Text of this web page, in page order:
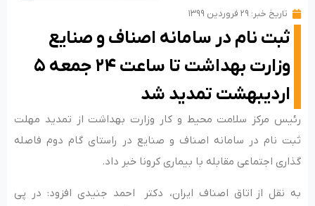
تاریخ خبر: ۲۹ فروردین ۱۳۹۹
ثبت نام در سامانه اصناف و صنایع
وزارت بهداشت تا ساعت ۲۴ جمعه ۵
اردیبهشت تمدید شد
رئیس مرکز سلامت محیط و کار وزارت بهداشت از تمدید مهلت
ثبت نام در سامانه اصناف و صنایع در راستای گام دوم فاصله
گذاری اجتماعی مقابله با بیماری کرونا خبر داد.
به نقل از اتاق اصناف ایران، دکتر احمد جنیدی افزود: در پی